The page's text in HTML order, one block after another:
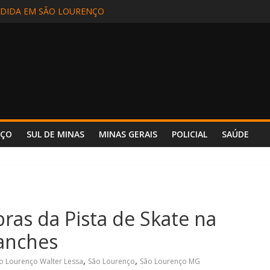
INCÊNDIO EM CAMINHÃO NA BR-381 – POUSO ALEGRE
EM SÃO LOURENÇO
REFORÇA SEGURANÇA E PREPARO NO HOSPITAL
SUL DE MINAS MINAS GERAIS POLICIAL SAÚDE
da Pista de Skate na
Lourenço Walter Lessa, São Lourenço, São Lourenço MG